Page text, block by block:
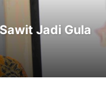
Jadi Gula